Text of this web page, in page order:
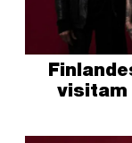
visitam